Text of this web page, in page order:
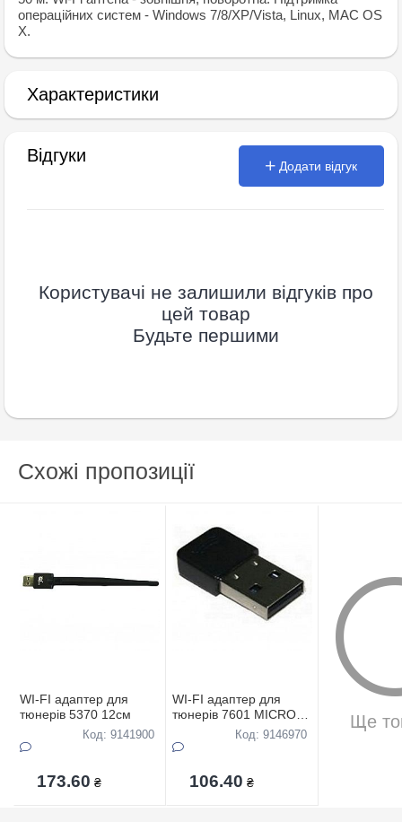
операційних систем - Windows 7/8/XP/Vista, Linux, MAC OS
X.
Характеристики
Відгуки
Додати відгук
Користувачі не залишили відгуків про
цей товар
Будьте першими
Схожі пропозиції
WI-FI адаптер для
тюнерiв 5370 12см
Код: 9141900
173.60 ₴
WI-FI адаптер для
тюнерiв 7601 MICRO
Код: 9146970
106.40 ₴
Ще